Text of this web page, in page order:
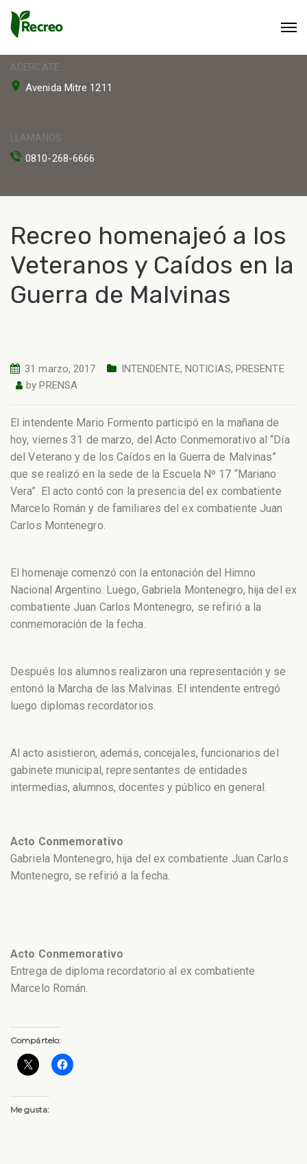
ACERCATE
Avenida Mitre 1211
LLAMANOS
0810-268-6666
Recreo homenajeó a los
Veteranos y Caídos en la
Guerra de Malvinas
31 marzo, 2017 INTENDENTE, NOTICIAS, PRESENTE
byPRENSA
El intendente Mario Formento participó en la mañana de
hoy, viernes 31 de marzo, del Acto Conmemorativo al “Día
del Veterano y de los Caídos en la Guerra de Malvinas”
que se realizó en la sede de la Escuela Nº 17 “Mariano
Vera”. El acto contó con la presencia del ex combatiente
Marcelo Román y de familiares del ex combatiente Juan
Carlos Montenegro.
El homenaje comenzó con la entonación del Himno
Nacional Argentino. Luego, Gabriela Montenegro, hija del ex
combatiente Juan Carlos Montenegro, se refirió a la
conmemoración de la fecha.
Después los alumnos realizaron una representación y se
entonó la Marcha de las Malvinas. El intendente entregó
luego diplomas recordatorios.
Al acto asistieron, además, concejales, funcionarios del
gabinete municipal, representantes de entidades
intermedias, alumnos, docentes y público en general.
Acto Conmemorativo
Gabriela Montenegro, hija del ex combatiente Juan Carlos
Montenegro, se refirió a la fecha.
Acto Conmemorativo
Entrega de diploma recordatorio al ex combatiente
Marcelo Román.
Compártelo:
Me gusta: